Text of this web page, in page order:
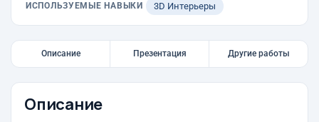
ИСПОЛЬЗУЕМЫЕ НАВЫКИ 3D Интерьеры
Описание Презентация Другие работы
Описание